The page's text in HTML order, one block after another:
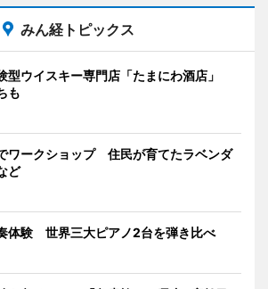
みん経トピックス
型ウイスキー専門店「たまにわ酒店」
も
ワークショップ 住民が育てたラベンダ
ど
体験 世界三大ピアノ2台を弾き比べ